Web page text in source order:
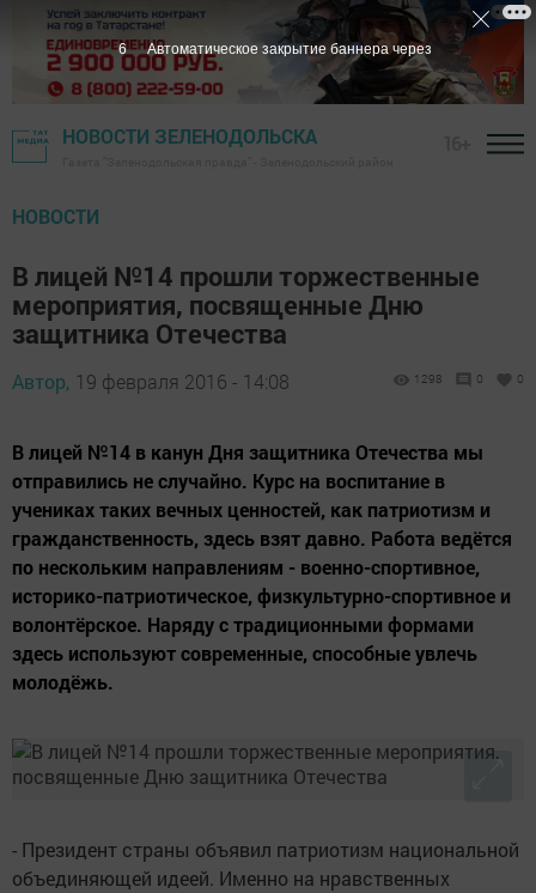
НОВОСТИ ЗЕЛЕНОДОЛЬСКА
НОВОСТИ
В лицей №14 прошли торжественные
мероприятия, посвященные Дню
защитника Отечества
Автор, 19 февраля 2016 - 14:08 1298 0 0
В лицей №14 в канун Дня защитника Отечества мы
отправились не случайно. Курс на воспитание в
учениках таких вечных ценностей, как патриотизм и
гражданственность, здесь взят давно. Работа ведётся
по нескольким направлениям - военно-спортивное,
историко-патриотическое, физкультурно-спортивное и
волонтёрское. Наряду с традиционными формами
здесь используют современные, способные увлечь
молодёжь.
- Президент страны объявил патриотизм национальной
объединяющей идеей. Именно на нравственных
5 Автоматическое закрытие баннера через